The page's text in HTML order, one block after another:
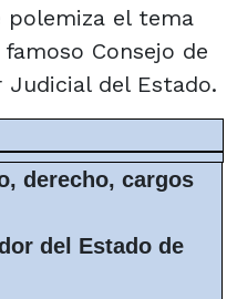
polemiza el tema
Consejo de
del Estado.
derecho, cargos
del Estado de